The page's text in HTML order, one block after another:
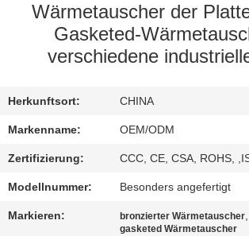
SIE
MIT
UNS
IN
VERBINDUNG
Wärmetauscher der
Gasketed-
verschiedene
Herkunftsort: CHINA
Markenname: OEM/ODM
Zertifizierung: CCC, CE, CSA, ROHS,
Modellnummer: Besonders angefertigt
Markieren: bronzierter Wärmetauscher,
gasketed Wärmetauscher